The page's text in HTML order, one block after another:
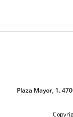
Plaza Mayor, 1.